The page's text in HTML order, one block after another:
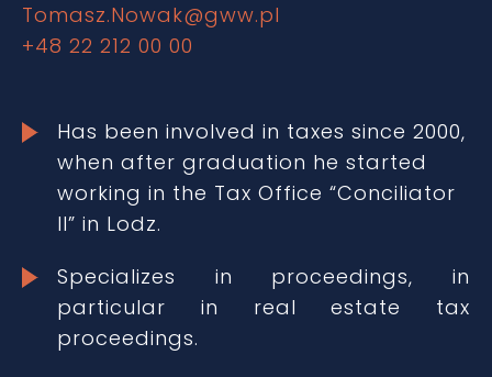
Tomasz.Nowak@gww.pl
+48 22 212 00 00
Has been involved in taxes since 2000,
when after graduation he started
working in the Tax Office “Conciliator
II” in Lodz.
Specializes in proceedings, in
particular in real estate tax
proceedings.